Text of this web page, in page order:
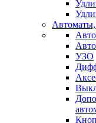
Автоматы,
УЗО